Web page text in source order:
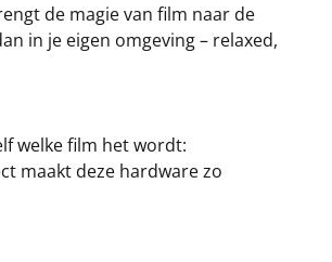
de magie van film naar de
in je eigen omgeving – relaxed,
welke film het wordt:
maakt deze hardware zo